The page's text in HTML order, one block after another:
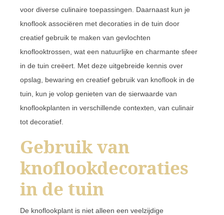
voor diverse culinaire toepassingen. Daarnaast kun je
knoflook associëren met decoraties in de tuin door
creatief gebruik te maken van gevlochten
knoflooktrossen, wat een natuurlijke en charmante sfeer
in de tuin creëert. Met deze uitgebreide kennis over
opslag, bewaring en creatief gebruik van knoflook in de
tuin, kun je volop genieten van de sierwaarde van
knoflookplanten in verschillende contexten, van culinair
tot decoratief.
Gebruik van
knoflookdecoraties
in de tuin
De knoflookplant is niet alleen een veelzijdige